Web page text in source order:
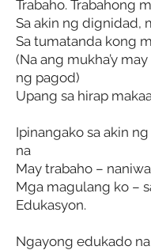
Trabaho. Trabahong
Sa akin ng dignidad,
Sa tumatanda kong
(Na ang mukha’y
ng pagod)
Upang sa hirap
Ipinangako sa akin
na
May trabaho –
Mga magulang ko –
Edukasyon.
Ngayong edukado